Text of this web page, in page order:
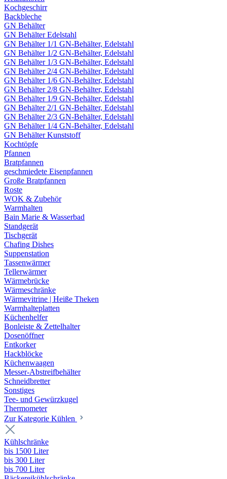
Kochgeschirr
Backbleche
GN Behälter
GN Behälter Edelstahl
GN Behälter 1/1 GN-Behälter, Edelstahl
GN Behälter 1/2 GN-Behälter, Edelstahl
GN Behälter 1/3 GN-Behälter, Edelstahl
GN Behälter 2/4 GN-Behälter, Edelstahl
GN Behälter 1/6 GN-Behälter, Edelstahl
GN Behälter 2/8 GN-Behälter, Edelstahl
GN Behälter 1/9 GN-Behälter, Edelstahl
GN Behälter 2/1 GN-Behälter, Edelstahl
GN Behälter 2/3 GN-Behälter, Edelstahl
GN Behälter 1/4 GN-Behälter, Edelstahl
GN Behälter Kunststoff
Kochtöpfe
Pfannen
Bratpfannen
geschmiedete Eisenpfannen
Große Bratpfannen
Roste
WOK & Zubehör
Warmhalten
Bain Marie & Wasserbad
Standgerät
Tischgerät
Chafing Dishes
Suppenstation
Tassenwärmer
Tellerwärmer
Wärmebrücke
Wärmeschränke
Wärmevitrine | Heiße Theken
Warmhalteplatten
Küchenhelfer
Bonleiste & Zettelhalter
Dosenöffner
Entkorker
Hackblöcke
Küchenwaagen
Messer-Abstreifbehälter
Schneidbretter
Sonstiges
Tee- und Gewürzkugel
Thermometer
Zur Kategorie Kühlen
Kühlschränke
bis 1500 Liter
bis 300 Liter
bis 700 Liter